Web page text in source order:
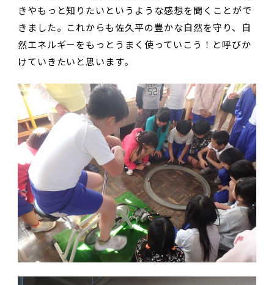
きやもっと知りたいというような感想を聞くことがで
きました。これからも佐久平の豊かな自然を守り、自
然エネルギーをもっとうまく使っていこう！と呼びか
けていきたいと思います。